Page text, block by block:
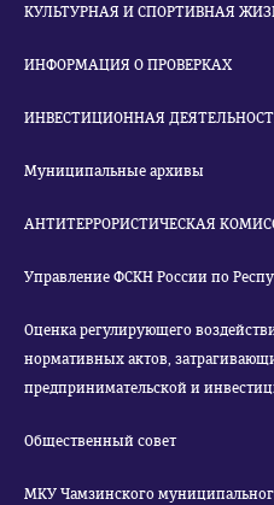
КУЛЬТУРНАЯ И СПОРТИВНАЯ
ИНФОРМАЦИЯ О ПРОВЕРКАХ
ИНВЕСТИЦИОННАЯ
Муниципальные архивы
АНТИТЕРРОРИСТИЧЕСКАЯ
Управление ФСКН России по
Оценка регулирующего
нормативных актов,
предпринимательской и
Общественный совет
МКУ Чамзинского